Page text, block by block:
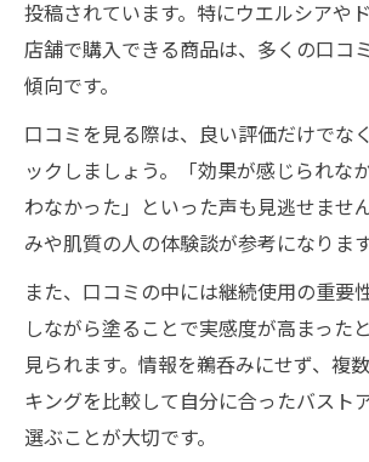
投稿されています。特にウエルシアや
店舗で購入できる商品は、多くの口コ
傾向です。
口コミを見る際は、良い評価だけでな
ックしましょう。「効果が感じられな
わなかった」といった声も見逃せませ
みや肌質の人の体験談が参考になります
また、口コミの中には継続使用の重要
しながら塗ることで実感度が高まった
見られます。情報を鵜呑みにせず、複
キングを比較して自分に合ったバスト
選ぶことが大切です。